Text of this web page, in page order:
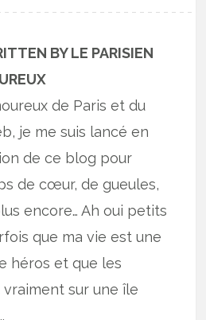
BY LE PARISIEN
de Paris et du
je me suis lancé en
de ce blog pour
de cœur, de gueules,
encore… Ah oui petits
que ma vie est une
héros et que les
sur une île